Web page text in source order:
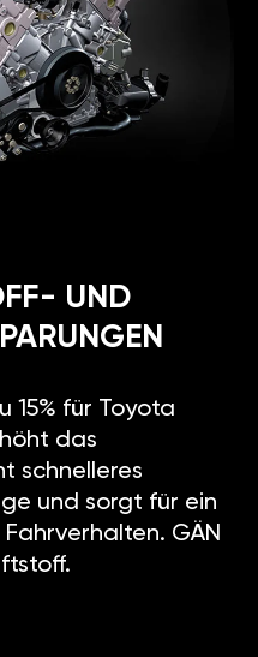
UND
15% für Toyota
das
schnelleres
und sorgt für ein
GÄN